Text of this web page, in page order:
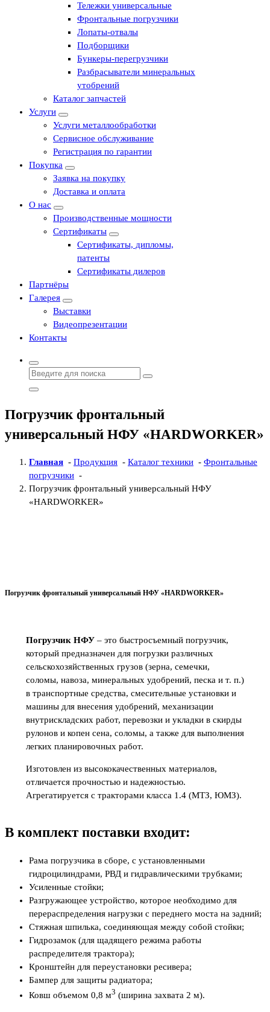
Тележки универсальные
Фронтальные погрузчики
Лопаты-отвалы
Подборщики
Бункеры-перегрузчики
Разбрасыватели минеральных
утобрений
Каталог запчастей
Услуги
Услуги металлообработки
Сервисное обслуживание
Регистрация по гарантии
Покупка
Заявка на покупку
Доставка и оплата
О нас
Производственные мощности
Сертификаты
Сертификаты, дипломы,
патенты
Сертификаты дилеров
Партнёры
Галерея
Выставки
Видеопрезентации
Контакты
Найти:
Погрузчик фронтальный
универсальный НФУ «HARDWORKER»
Главная - Продукция - Каталог техники - Фронтальные
погрузчики -
Погрузчик фронтальный универсальный НФУ
«HARDWORKER»
Погрузчик фронтальный универсальный НФУ «HARDWORKER»
Погрузчик НФУ– это быстросъемный погрузчик,
который предназначен для погрузки различных
сельскохозяйственных грузов (зерна, семечки,
соломы, навоза, минеральных удобрений, песка и т. п.)
в транспортные средства, смесительные установки и
машины для внесения удобрений, механизации
внутрискладских работ, перевозки и укладки в скирды
рулонов и копен сена, соломы, а также для выполнения
легких планировочных работ.
Изготовлен из высококачественных материалов,
отличается прочностью и надежностью.
Агрегатируется с тракторами класса 1.4 (МТЗ, ЮМЗ).
В комплект поставки входит:
Рама погрузчика в сборе, с установленными
гидроцилиндрами, РВД и гидравлическими трубками;
Усиленные стойки;
Разгружающее устройство, которое необходимо для
перераспределения нагрузки с переднего моста на задний;
Стяжная шпилька, соединяющая между собой стойки;
Гидрозамок (для щадящего режима работы
распределителя трактора);
Кронштейн для переустановки ресивера;
Бампер для защиты радиатора;
Ковш объемом 0,8 м3 (ширина захвата 2 м).